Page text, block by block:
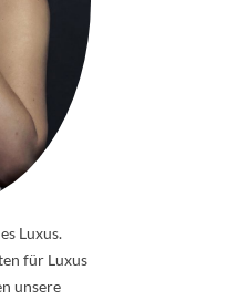
Luxus.
für Luxus
unsere